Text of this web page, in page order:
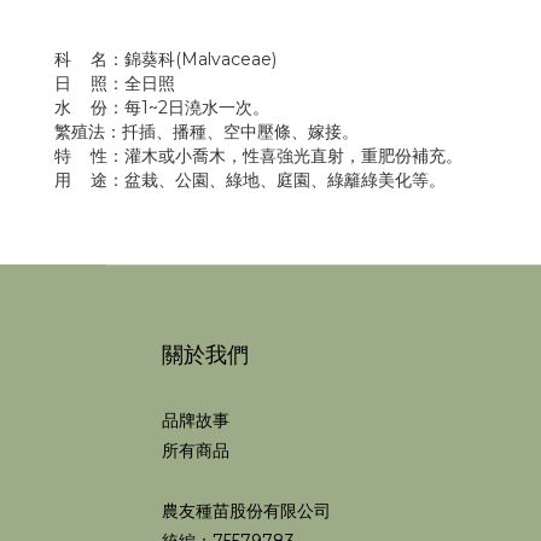
科 名：錦葵科(Malvaceae)
日 照：全日照
水 份：每1~2日澆水一次。
繁殖法：扦插、播種、空中壓條、嫁接。
特 性：灌木或小喬木，性喜強光直射，重肥份補充。
用 途：盆栽、公園、綠地、庭園、綠籬綠美化等。
關於我們
品牌故事
所有商品
農友種苗股份有限公司